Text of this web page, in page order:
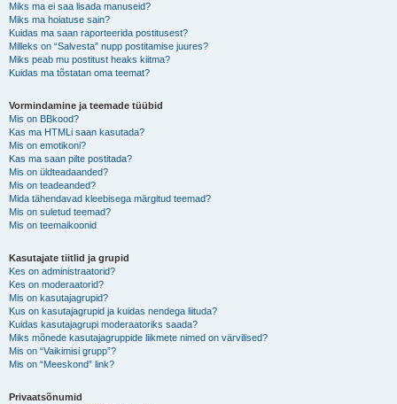
Miks ma ei saa lisada manuseid?
Miks ma hoiatuse sain?
Kuidas ma saan raporteerida postitusest?
Milleks on “Salvesta” nupp postitamise juures?
Miks peab mu postitust heaks kiitma?
Kuidas ma tõstatan oma teemat?
Vormindamine ja teemade tüübid
Mis on BBkood?
Kas ma HTMLi saan kasutada?
Mis on emotikoni?
Kas ma saan pilte postitada?
Mis on üldteadaanded?
Mis on teadeanded?
Mida tähendavad kleebisega märgitud teemad?
Mis on suletud teemad?
Mis on teemaikoonid
Kasutajate tiitlid ja grupid
Kes on administraatorid?
Kes on moderaatorid?
Mis on kasutajagrupid?
Kus on kasutajagrupid ja kuidas nendega liituda?
Kuidas kasutajagrupi moderaatoriks saada?
Miks mõnede kasutajagruppide liikmete nimed on värvilised?
Mis on “Vaikimisi grupp”?
Mis on “Meeskond” link?
Privaatsõnumid